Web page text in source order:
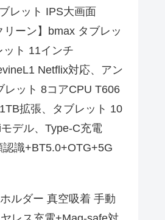
レット IPS大画面
ーン】bmax タブレッ
ット 11インチ
Netflix対応、アン
レット 8コアCPU T606
拡張、タブレット 10
デル、Type-C充電
識+BT5.0+OTG+5G
ルダー 真空吸着 手動